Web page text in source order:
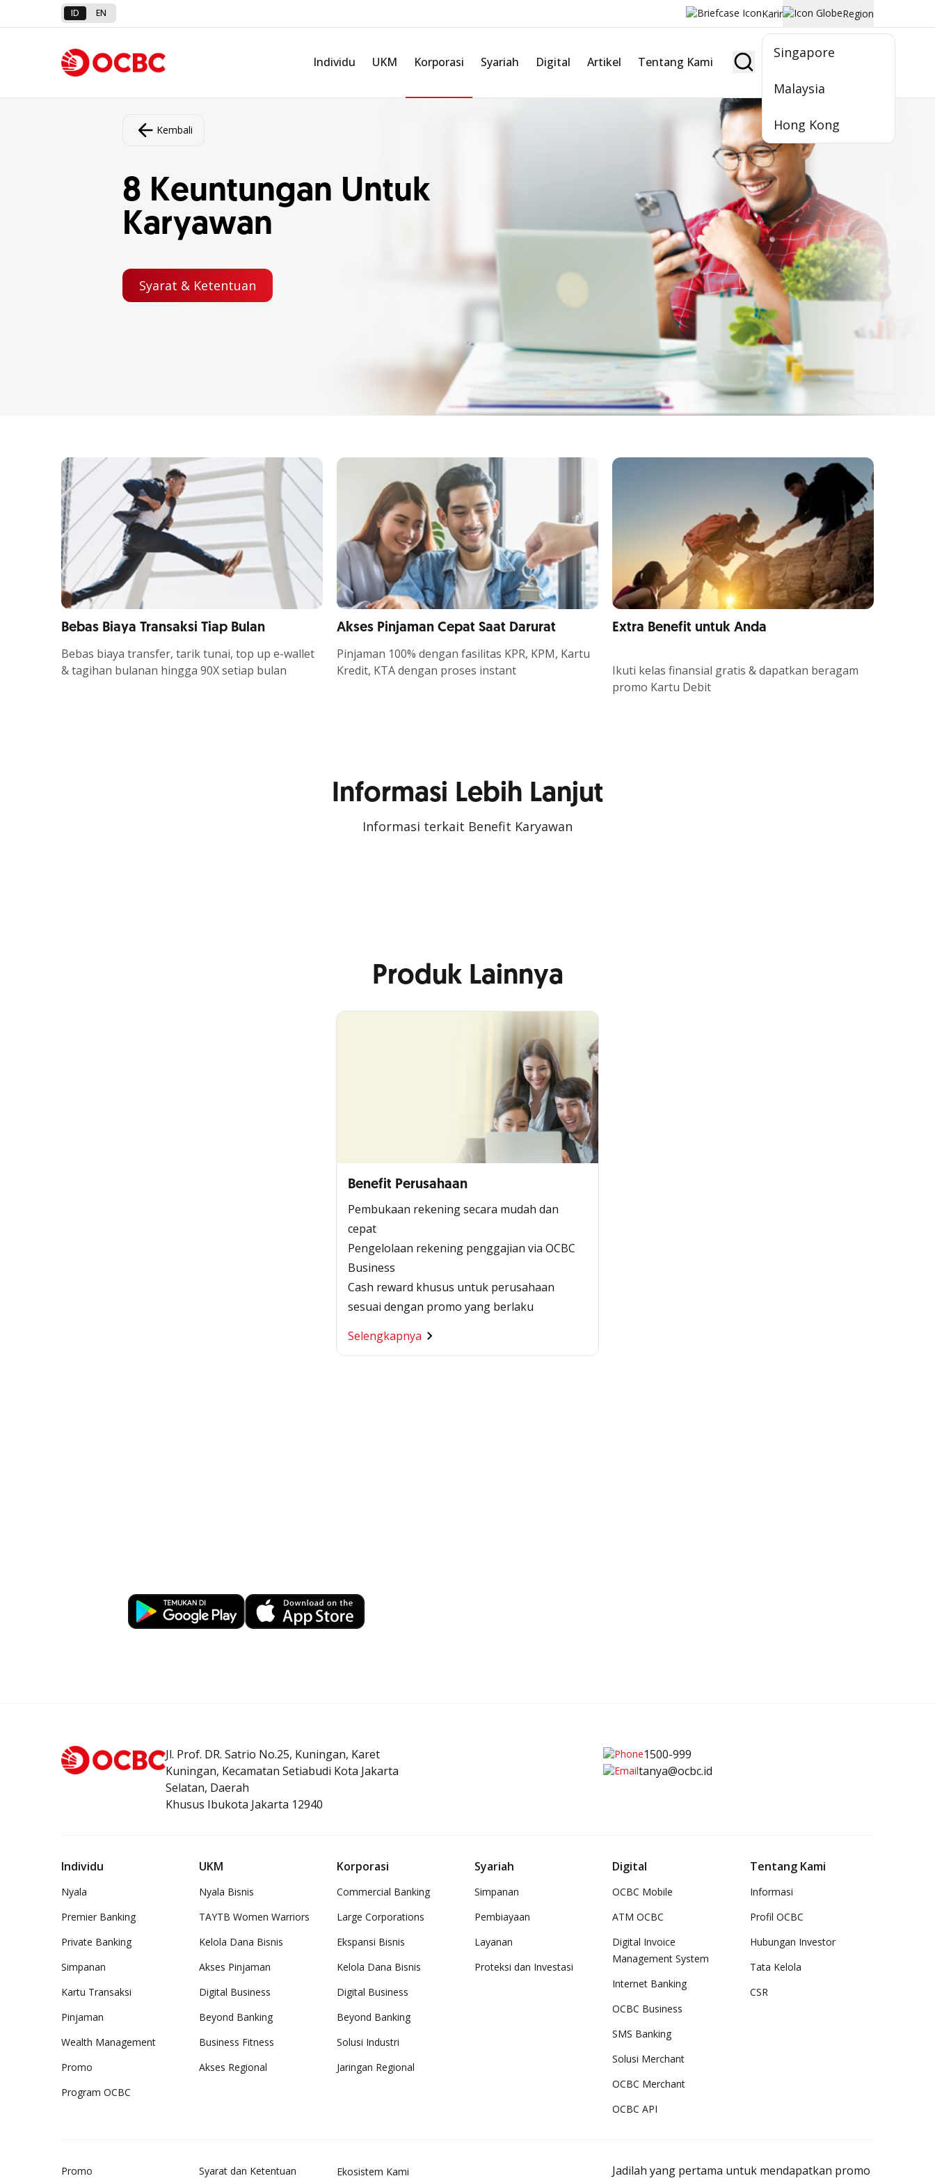
ID EN Karir Region
Singapore
Malaysia
Hong Kong
Individu UKM Korporasi Syariah Digital Artikel Tentang Kami Jadi Nasabah
Kembali
8 Keuntungan Untuk
Karyawan
Syarat & Ketentuan
Bebas Biaya Transaksi Tiap Bulan
Bebas biaya transfer, tarik tunai, top up e-wallet
& tagihan bulanan hingga 90X setiap bulan
Akses Pinjaman Cepat Saat Darurat
Pinjaman 100% dengan fasilitas KPR, KPM, Kartu
Kredit, KTA dengan proses instant
Extra Benefit untuk Anda
Ikuti kelas finansial gratis & dapatkan beragam
promo Kartu Debit
Informasi Lebih Lanjut
Informasi terkait Benefit Karyawan
Produk Lainnya
Benefit Perusahaan
Pembukaan rekening secara mudah dan
cepat
Pengelolaan rekening penggajian via OCBC
Business
Cash reward khusus untuk perusahaan
sesuai dengan promo yang berlaku
Selengkapnya
Jl. Prof. DR. Satrio No.25, Kuningan, Karet
Kuningan, Kecamatan Setiabudi Kota Jakarta
Selatan, Daerah
Khusus Ibukota Jakarta 12940
1500-999
tanya@ocbc.id
Individu
Nyala
Premier Banking
Private Banking
Simpanan
Kartu Transaksi
Pinjaman
Wealth Management
Promo
Program OCBC
UKM
Nyala Bisnis
TAYTB Women Warriors
Kelola Dana Bisnis
Akses Pinjaman
Digital Business
Beyond Banking
Business Fitness
Akses Regional
Korporasi
Commercial Banking
Large Corporations
Ekspansi Bisnis
Kelola Dana Bisnis
Digital Business
Beyond Banking
Solusi Industri
Jaringan Regional
Syariah
Simpanan
Pembiayaan
Layanan
Proteksi dan Investasi
Digital
OCBC Mobile
ATM OCBC
Digital Invoice
Management System
Internet Banking
OCBC Business
SMS Banking
Solusi Merchant
OCBC Merchant
OCBC API
Tentang Kami
Informasi
Profil OCBC
Hubungan Investor
Tata Kelola
CSR
Promo Syarat dan Ketentuan Ekosistem Kami
Jadilah yang pertama untuk mendapatkan promo